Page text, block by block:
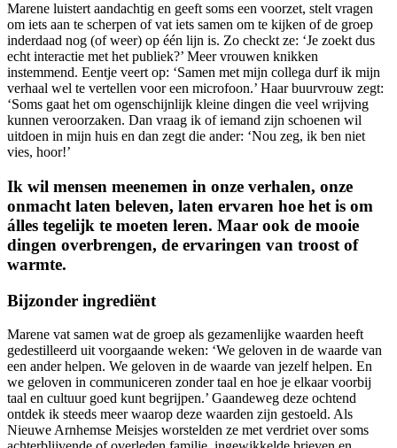
Marene luistert aandachtig en geeft soms een voorzet, stelt vragen
om iets aan te scherpen of vat iets samen om te kijken of de groep
inderdaad nog (of weer) op één lijn is. Zo checkt ze: ‘Je zoekt dus
echt interactie met het publiek?’ Meer vrouwen knikken
instemmend. Eentje veert op: ‘Samen met mijn collega durf ik mijn
verhaal wel te vertellen voor een microfoon.’ Haar buurvrouw zegt:
‘Soms gaat het om ogenschijnlijk kleine dingen die veel wrijving
kunnen veroorzaken. Dan vraag ik of iemand zijn schoenen wil
uitdoen in mijn huis en dan zegt die ander: ‘Nou zeg, ik ben niet
vies, hoor!’
Ik wil mensen meenemen in onze verhalen, onze
onmacht laten beleven, laten ervaren hoe het is om
álles tegelijk te moeten leren. Maar ook de mooie
dingen overbrengen, de ervaringen van troost of
warmte.
Bijzonder ingrediënt
Marene vat samen wat de groep als gezamenlijke waarden heeft
gedestilleerd uit voorgaande weken: ‘We geloven in de waarde van
een ander helpen. We geloven in de waarde van jezelf helpen. En
we geloven in communiceren zonder taal en hoe je elkaar voorbij
taal en cultuur goed kunt begrijpen.’ Gaandeweg deze ochtend
ontdek ik steeds meer waarop deze waarden zijn gestoeld. Als
Nieuwe Arnhemse Meisjes worstelden ze met verdriet over soms